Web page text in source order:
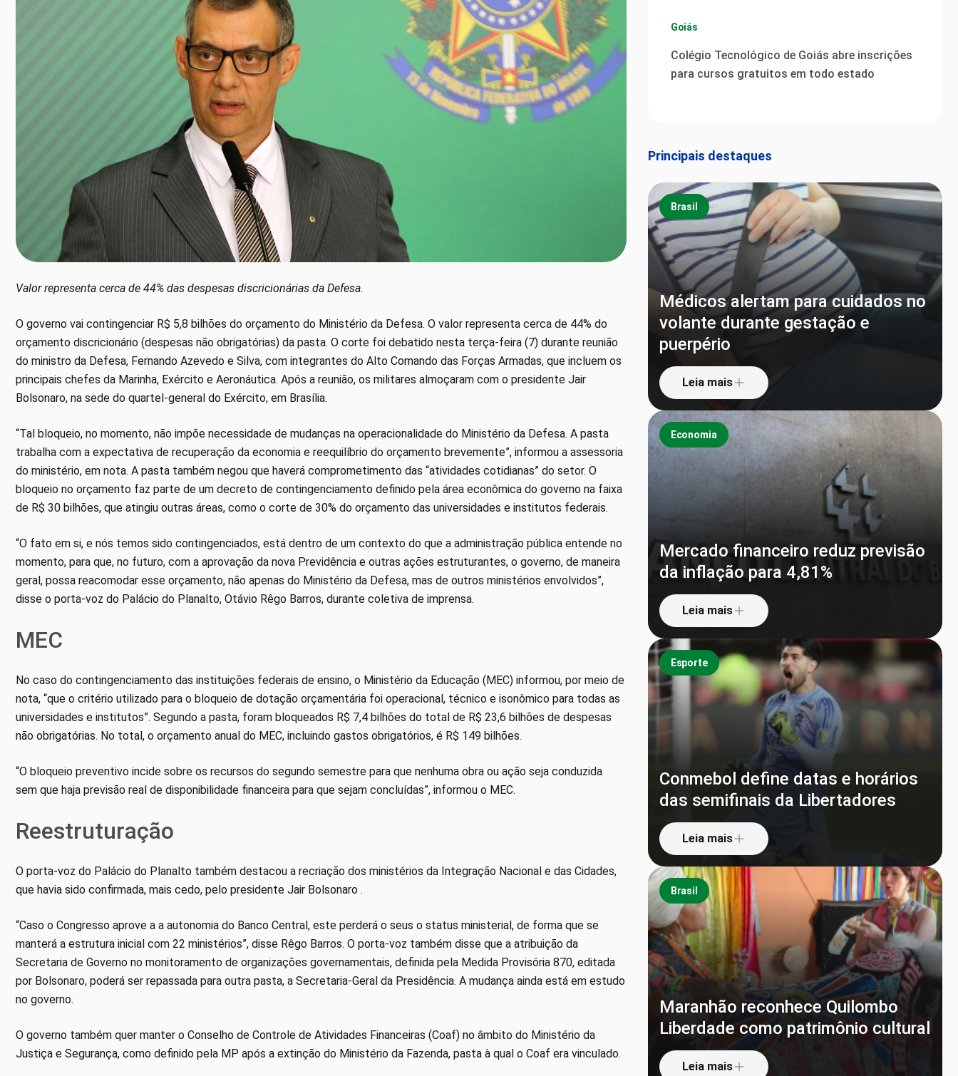
Valor representa cerca de 44% das despesas discricionárias da Defesa.
O governo vai contingenciar R$ 5,8 bilhões do orçamento do Ministério da Defesa. O valor representa cerca de 44% do
orçamento discricionário (despesas não obrigatórias) da pasta. O corte foi debatido nesta terça-feira (7) durante reunião
do ministro da Defesa, Fernando Azevedo e Silva, com integrantes do Alto Comando das Forças Armadas, que incluem os
principais chefes da Marinha, Exército e Aeronáutica. Após a reunião, os militares almoçaram com o presidente Jair
Bolsonaro, na sede do quartel-general do Exército, em Brasília.
“Tal bloqueio, no momento, não impõe necessidade de mudanças na operacionalidade do Ministério da Defesa. A pasta
trabalha com a expectativa de recuperação da economia e reequilíbrio do orçamento brevemente”, informou a assessoria
do ministério, em nota. A pasta também negou que haverá comprometimento das “atividades cotidianas” do setor. O
bloqueio no orçamento faz parte de um decreto de contingenciamento definido pela área econômica do governo na faixa
de R$ 30 bilhões, que atingiu outras áreas, como o corte de 30% do orçamento das universidades e institutos federais.
“O fato em si, e nós temos sido contingenciados, está dentro de um contexto do que a administração pública entende no
momento, para que, no futuro, com a aprovação da nova Previdência e outras ações estruturantes, o governo, de maneira
geral, possa reacomodar esse orçamento, não apenas do Ministério da Defesa, mas de outros ministérios envolvidos”,
disse o porta-voz do Palácio do Planalto, Otávio Rêgo Barros, durante coletiva de imprensa.
MEC
No caso do contingenciamento das instituições federais de ensino, o Ministério da Educação (MEC) informou, por meio de
nota, “que o critério utilizado para o bloqueio de dotação orçamentária foi operacional, técnico e isonômico para todas as
universidades e institutos”. Segundo a pasta, foram bloqueados R$ 7,4 bilhões do total de R$ 23,6 bilhões de despesas
não obrigatórias. No total, o orçamento anual do MEC, incluindo gastos obrigatórios, é R$ 149 bilhões.
“O bloqueio preventivo incide sobre os recursos do segundo semestre para que nenhuma obra ou ação seja conduzida
sem que haja previsão real de disponibilidade financeira para que sejam concluídas”, informou o MEC.
Reestruturação
O porta-voz do Palácio do Planalto também destacou a recriação dos ministérios da Integração Nacional e das Cidades,
que havia sido confirmada, mais cedo, pelo presidente Jair Bolsonaro .
“Caso o Congresso aprove a a autonomia do Banco Central, este perderá o seus o status ministerial, de forma que se
manterá a estrutura inicial com 22 ministérios”, disse Rêgo Barros. O porta-voz também disse que a atribuição da
Secretaria de Governo no monitoramento de organizações governamentais, definida pela Medida Provisória 870, editada
por Bolsonaro, poderá ser repassada para outra pasta, a Secretaria-Geral da Presidência. A mudança ainda está em estudo
no governo.
O governo também quer manter o Conselho de Controle de Atividades Financeiras (Coaf) no âmbito do Ministério da
Justiça e Segurança, como definido pela MP após a extinção do Ministério da Fazenda, pasta à qual o Coaf era vinculado.
Goiás
Colégio Tecnológico de Goiás abre inscrições
para cursos gratuitos em todo estado
Principais destaques
Brasil
Médicos alertam para cuidados no
volante durante gestação e
puerpério
Leia mais
Economia
Mercado financeiro reduz previsão
da inflação para 4,81%
Leia mais
Esporte
Conmebol define datas e horários
das semifinais da Libertadores
Leia mais
Brasil
Maranhão reconhece Quilombo
Liberdade como patrimônio cultural
Leia mais